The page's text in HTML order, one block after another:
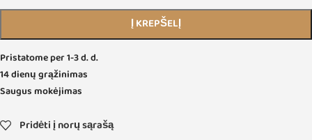
Į KREPŠELĮ
Pristatome per 1-3 d. d.
14 dienų grąžinimas
Saugus mokėjimas
Pridėti į norų sąrašą